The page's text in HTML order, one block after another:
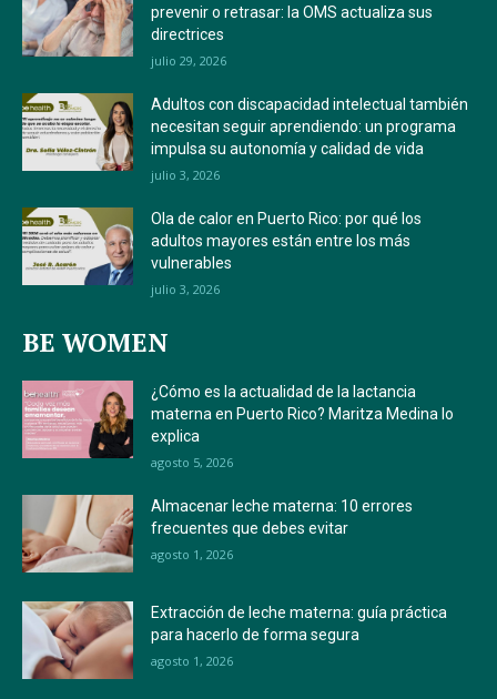
prevenir o retrasar: la OMS actualiza sus
directrices
julio 29, 2026
Adultos con discapacidad intelectual también
necesitan seguir aprendiendo: un programa
impulsa su autonomía y calidad de vida
julio 3, 2026
Ola de calor en Puerto Rico: por qué los
adultos mayores están entre los más
vulnerables
julio 3, 2026
BE WOMEN
¿Cómo es la actualidad de la lactancia
materna en Puerto Rico? Maritza Medina lo
explica
agosto 5, 2026
Almacenar leche materna: 10 errores
frecuentes que debes evitar
agosto 1, 2026
Extracción de leche materna: guía práctica
para hacerlo de forma segura
agosto 1, 2026